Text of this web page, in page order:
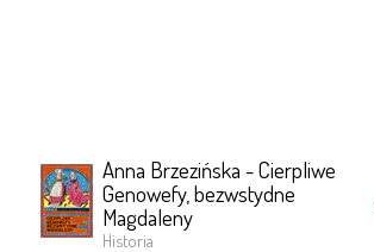
Anna Brzezińska - Cierpliwe
Genowefy, bezwstydne
Magdaleny
Historia